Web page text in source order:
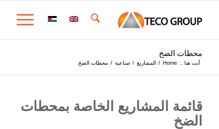
محطات الضخ
أنت هنا .. Home
/ المشاريع / صناعية / محطات الضخ
قائمة المشاريع الخاصة بمحطات
الضخ